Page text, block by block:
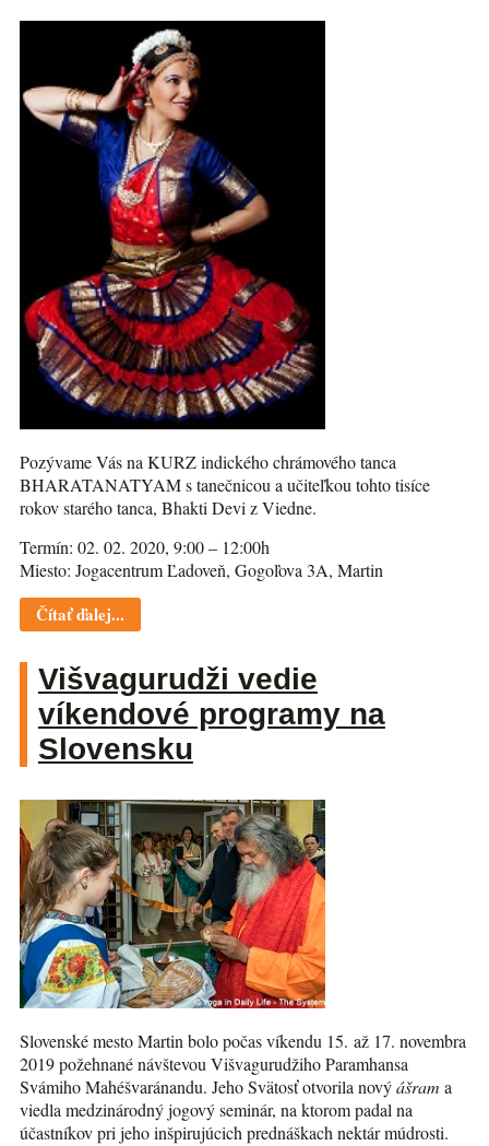
Pozývame Vás na KURZ indického chrámového tanca
BHARATANATYAM s tanečnicou a učiteľkou tohto tisíce
rokov starého tanca, Bhakti Devi z Viedne.
Termín: 02. 02. 2020, 9:00 – 12:00h
Miesto: Jogacentrum Ľadoveň, Gogoľova 3A, Martin
Čítať ďalej...
Višvagurudži vedie
víkendové programy na
Slovensku
Slovenské mesto Martin bolo počas víkendu 15. až 17. novembra
2019 požehnané návštevou Višvagurudžiho Paramhansa
Svámiho Mahéšvaránandu. Jeho Svätosť otvorila novýášram a
viedla medzinárodný jogový seminár, na ktorom padal na
účastníkov pri jeho inšpirujúcich prednáškach nektár múdrosti.